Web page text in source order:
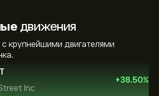
движения
с крупнейшими двигателями
Inc
+38.50%